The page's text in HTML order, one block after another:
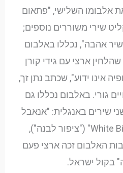
אלבומו השלישי, "פתאום
שירי משוררים נוספים;
אהבה", נכללו באלבום
ארצי עם גידי קורן
אינו ידוע", שכתב נתן זך,
גורי. באלבום נכללו גם
שירים באנגלית: "אנאבל
לי" של אדגר אלן פו ו-"White Bird" ("ציפור לבנה"),
האלבום זכה ארצי פעם
בקול ישראל.